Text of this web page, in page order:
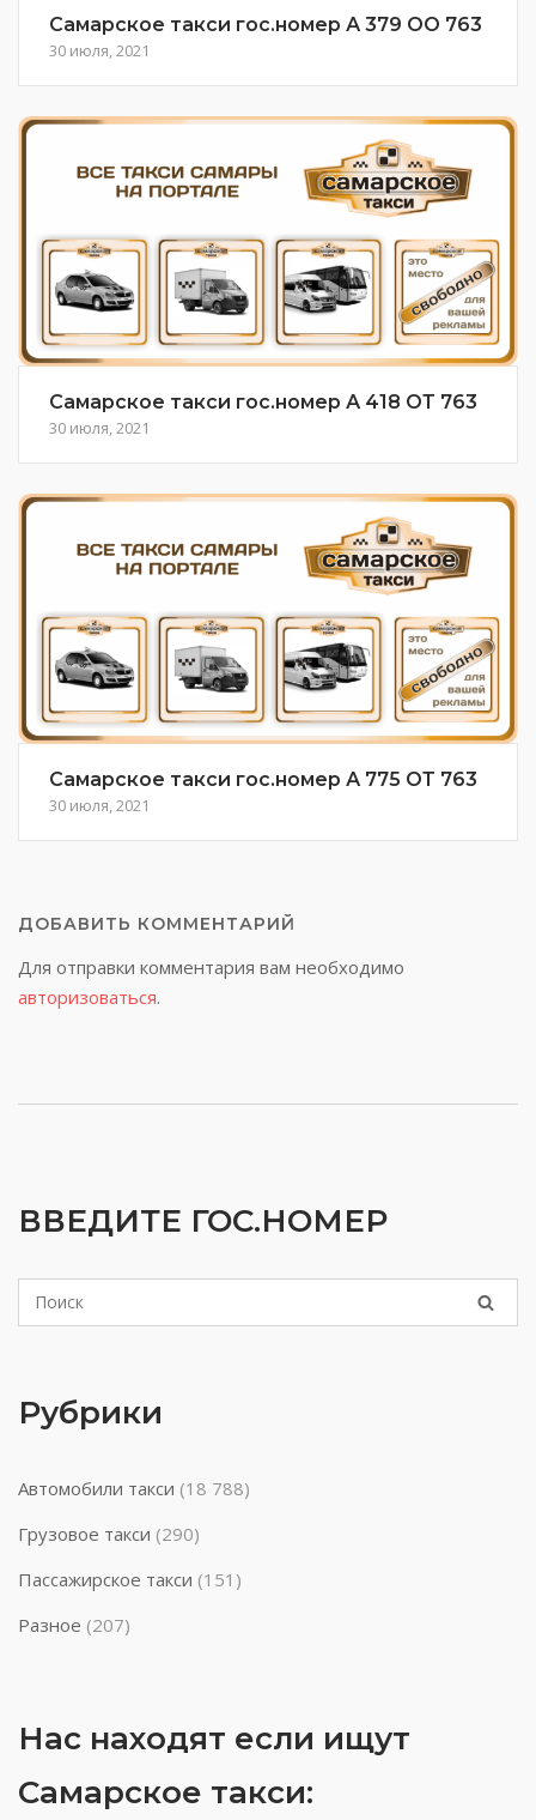
Самарское такси гос.номер А 379 ОО 763
30 июля, 2021
Самарское такси гос.номер А 418 ОТ 763
30 июля, 2021
Самарское такси гос.номер А 775 ОТ 763
30 июля, 2021
ДОБАВИТЬ КОММЕНТАРИЙ
Для отправки комментария вам необходимо
авторизоваться.
ВВЕДИТЕ ГОС.НОМЕР
Рубрики
Автомобили такси (18 788)
Грузовое такси (290)
Пассажирское такси (151)
Разное (207)
Нас находят если ищут
Самарское такси: